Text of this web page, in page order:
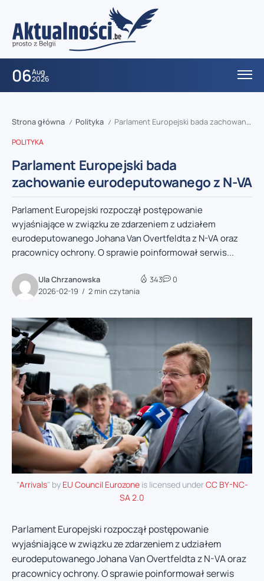
06Aug
2026
Strona główna / Polityka / Parlament Europejski bada zachowanie eurodeputowanego z N-VA
POLITYKA
Parlament Europejski bada
zachowanie eurodeputowanego z N-VA
Parlament Europejski rozpoczął postępowanie
wyjaśniające w związku ze zdarzeniem z udziałem
eurodeputowanego Johana Van Overtfeldta z N-VA oraz
pracownicy ochrony. O sprawie poinformował serwis...
Ula Chrzanowska
2026-02-19
2 min czytania
343 0
"Arrivals" by EU Council Eurozoneis licensed underCC BY-NC-
SA 2.0
Parlament Europejski rozpoczął postępowanie
wyjaśniające w związku ze zdarzeniem z udziałem
eurodeputowanego Johana Van Overtfeldta z N-VA oraz
pracownicy ochrony. O sprawie poinformował serwis